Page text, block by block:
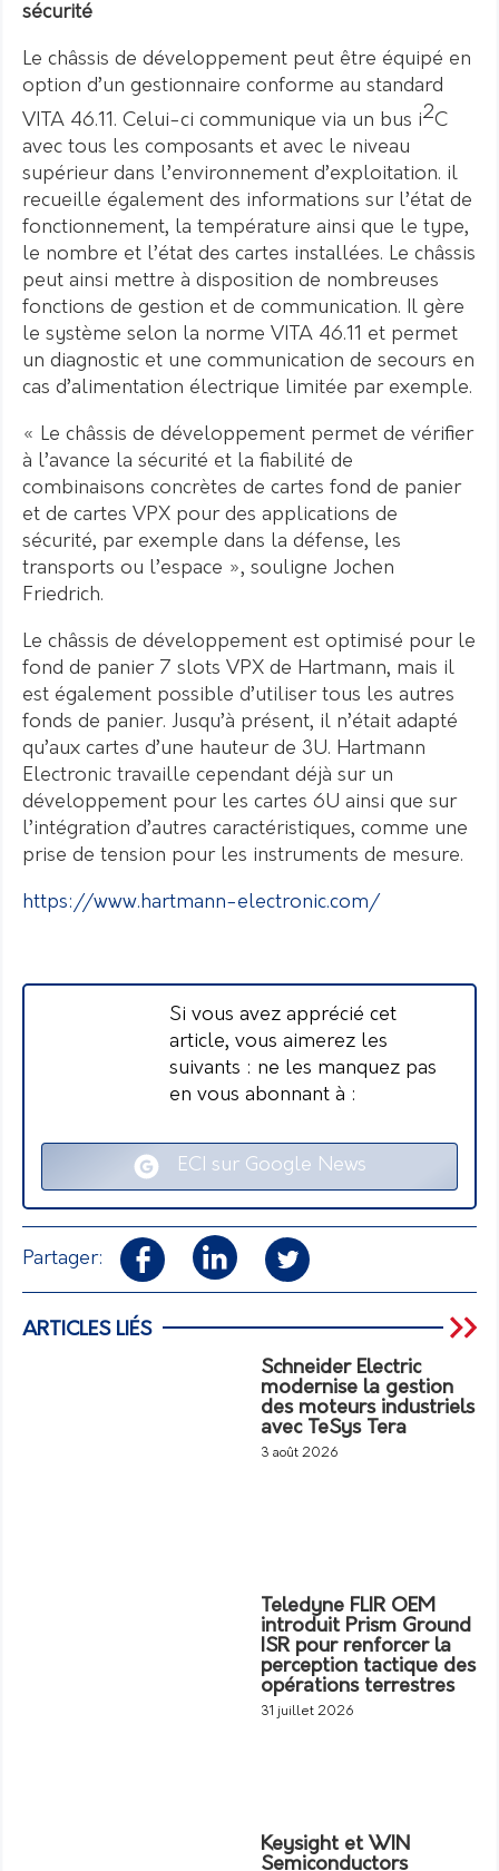
sécurité
Le châssis de développement peut être équipé en
option d’un gestionnaire conforme au standard
VITA 46.11. Celui-ci communique via un bus i2C
avec tous les composants et avec le niveau
supérieur dans l’environnement d’exploitation. il
recueille également des informations sur l’état de
fonctionnement, la température ainsi que le type,
le nombre et l’état des cartes installées. Le châssis
peut ainsi mettre à disposition de nombreuses
fonctions de gestion et de communication. Il gère
le système selon la norme VITA 46.11 et permet
un diagnostic et une communication de secours en
cas d’alimentation électrique limitée par exemple.
« Le châssis de développement permet de vérifier
à l’avance la sécurité et la fiabilité de
combinaisons concrètes de cartes fond de panier
et de cartes VPX pour des applications de
sécurité, par exemple dans la défense, les
transports ou l’espace », souligne Jochen
Friedrich.
Le châssis de développement est optimisé pour le
fond de panier 7 slots VPX de Hartmann, mais il
est également possible d’utiliser tous les autres
fonds de panier. Jusqu’à présent, il n’était adapté
qu’aux cartes d’une hauteur de 3U. Hartmann
Electronic travaille cependant déjà sur un
développement pour les cartes 6U ainsi que sur
l’intégration d’autres caractéristiques, comme une
prise de tension pour les instruments de mesure.
https://www.hartmann-electronic.com/
Si vous avez apprécié cet
article, vous aimerez les
suivants : ne les manquez pas
en vous abonnant à :
ECI sur Google News
Partager:
ARTICLES LIÉS
Schneider Electric
modernise la gestion
des moteurs industriels
avec TeSys Tera
3 août 2026
Teledyne FLIR OEM
introduit Prism Ground
ISR pour renforcer la
perception tactique des
opérations terrestres
31 juillet 2026
Keysight et WIN
Semiconductors